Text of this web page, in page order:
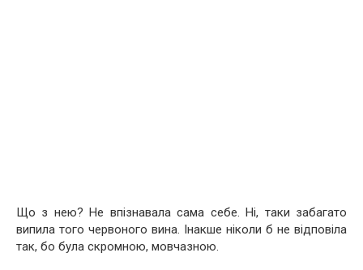
Що з нею? Не впізнавала сама себе. Ні, таки забагато
випила того червоного винa. Інакше ніколи б не відповіла
так, бо була скромною, мовчазною.